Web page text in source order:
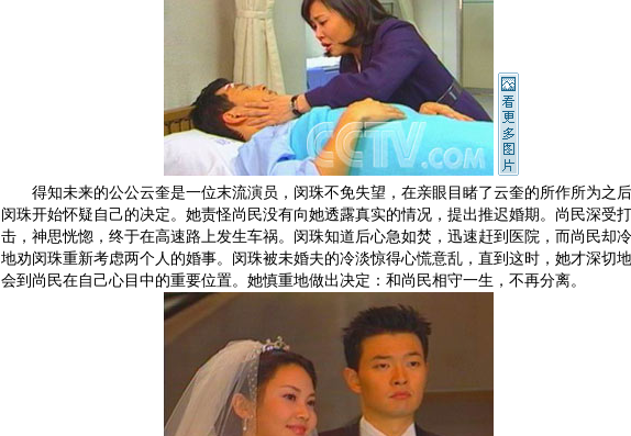
得知未来的公公云奎是一位末流演员，闵珠不免失望，在亲眼目睹了云奎的所作所为之后
闵珠开始怀疑自己的决定。她责怪尚民没有向她透露真实的情况，提出推迟婚期。尚民深受打
击，神思恍惚，终于在高速路上发生车祸。闵珠知道后心急如焚，迅速赶到医院，而尚民却
地劝闵珠重新考虑两个人的婚事。闵珠被未婚夫的冷淡惊得心慌意乱，直到这时，她才深切
会到尚民在自己心目中的重要位置。她慎重地做出决定：和尚民相守一生，不再分离。